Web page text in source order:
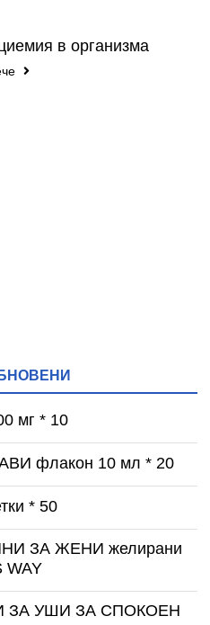
в организма
мг * 10
флакон 10 мл * 20
* 50
ЗА ЖЕНИ желирани
WAY
ЗА УШИ ЗА СПОКОЕН